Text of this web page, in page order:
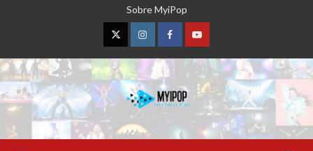
Sobre MyiPop
TwitterInstagramFacebookYouTube